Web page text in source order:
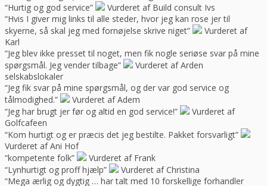
“Hurtig og god service”
Vurderet af Build consult Ivs
“Hvis I giver mig links til alle steder, hvor jeg kan rose jer til
skyerne, så skal jeg med fornøjelse skrive niget”
Vurderet af
Karl
“Jeg blev ikke presset til noget, men fik nogle seriøse svar på mine
spørgsmål. Jeg vender tilbage”
Vurderet af Arden
selskabslokaler
“Jeg fik svar på mine spørgsmål, og der var god service og
tålmodighed.”
Vurderet af Adem
“Jeg har brugt jer før og altid en god service!”
Vurderet af
Golfcafeen
“Kom hurtigt og er præcis det jeg bestilte. Pakket forsvarligt”
Vurderet af Ani Hof
“kompetente folk”
Vurderet af Frank
“Lynhurtigt og proff hjælp”
Vurderet af Christina
“Mega ærlig og dygtig … har talt med 10 forskellige forhandler